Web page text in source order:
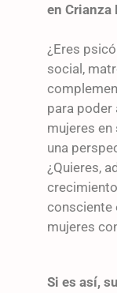
en Crianza
¿Eres
social,
para poder
mujeres
una
¿Quieres,
consciente
mujeres
Si es así,